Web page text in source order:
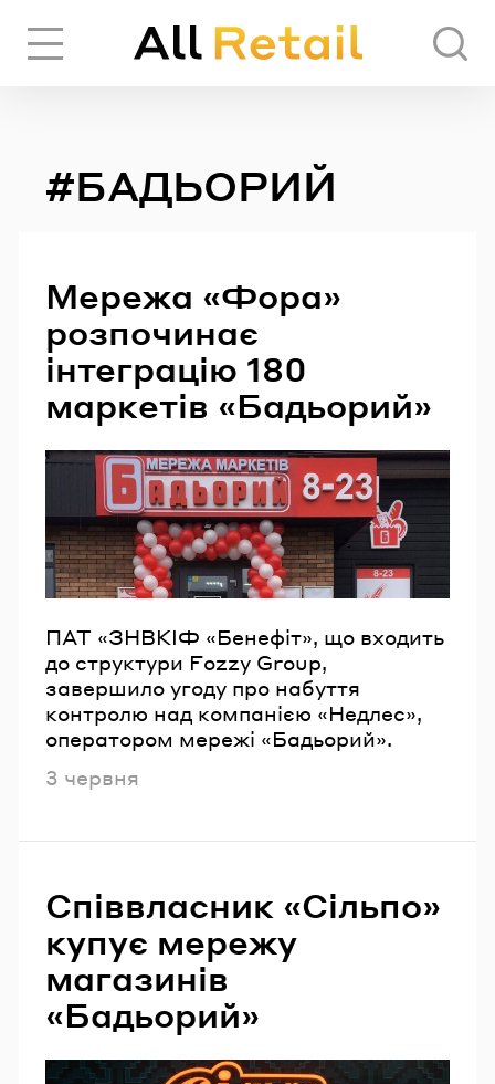
#БАДЬОРИЙ
Мережа «Фора»
розпочинає
інтеграцію 180
маркетів «Бадьорий»
ПАТ «ЗНВКІФ «Бенефіт», що входить
до структури Fozzy Group,
завершило угоду про набуття
контролю над компанією «Недлес»,
оператором мережі «Бадьорий».
Опубліковано
3 червня
Співвласник «Сільпо»
купує мережу
магазинів
«Бадьорий»
ЧЕРЕЗ СОЦІАЛЬНІ МЕРЕЖІ
GOOGLE
Email
Забули пароль?
УВІЙТИ